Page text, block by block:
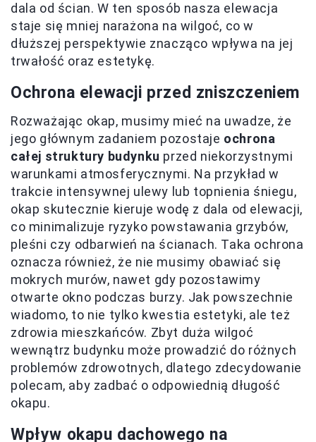
dala od ścian. W ten sposób nasza elewacja
staje się mniej narażona na wilgoć, co w
dłuższej perspektywie znacząco wpływa na jej
trwałość oraz estetykę.
Ochrona elewacji przed zniszczeniem
Rozważając okap, musimy mieć na uwadze, że
jego głównym zadaniem pozostaje ochrona
całej struktury budynku przed niekorzystnymi
warunkami atmosferycznymi. Na przykład w
trakcie intensywnej ulewy lub topnienia śniegu,
okap skutecznie kieruje wodę z dala od elewacji,
co minimalizuje ryzyko powstawania grzybów,
pleśni czy odbarwień na ścianach. Taka ochrona
oznacza również, że nie musimy obawiać się
mokrych murów, nawet gdy pozostawimy
otwarte okno podczas burzy. Jak powszechnie
wiadomo, to nie tylko kwestia estetyki, ale też
zdrowia mieszkańców. Zbyt duża wilgoć
wewnątrz budynku może prowadzić do różnych
problemów zdrowotnych, dlatego zdecydowanie
polecam, aby zadbać o odpowiednią długość
okapu.
Wpływ okapu dachowego na